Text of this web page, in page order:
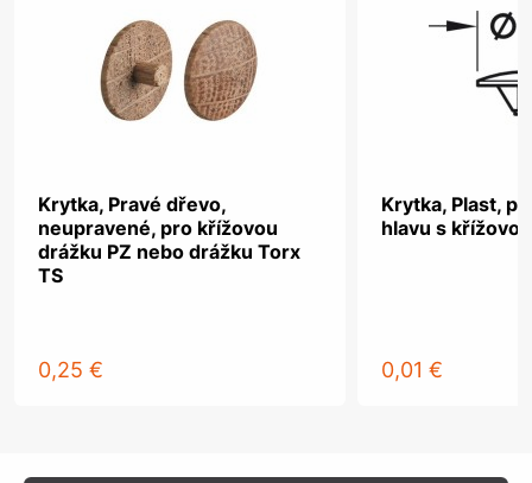
Krytka, Pravé dřevo,
neupravené, pro křížovou
drážku PZ nebo drážku Torx
TS
0,25 €
Krytka, Plast,
hlavu s
0,01 €